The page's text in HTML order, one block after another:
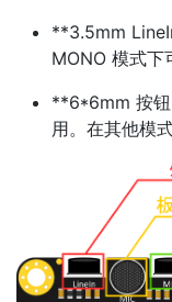
**3.5mm
MONO 模式下
**6*6mm 按钮
用。在其他模